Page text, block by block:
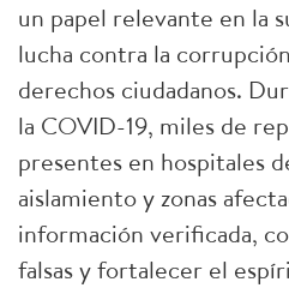
un papel relevante en la
lucha contra la
derechos ciudadanos.
la COVID-19, miles de
presentes en hospitales
aislamiento y zonas
información verificada,
falsas y fortalecer el